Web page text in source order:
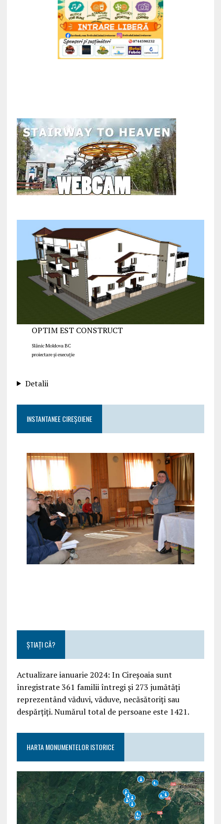
OPTIM EST CONSTRUCT
Slănic Moldova BC
proiectare și execuție
Detalii
INSTANTANEE CIREȘOIENE
ȘTIAȚI CĂ?
Actualizare ianuarie 2024: In Cireșoaia sunt
înregistrate 361 familii întregi și 273 jumătăți
reprezentând văduvi, văduve, necăsătoriți sau
despărțiți. Numărul total de persoane este 1421.
HARTA MONUMENTELOR ISTORICE